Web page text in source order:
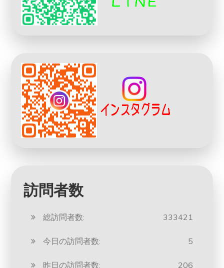
訪問者数
333421
総訪問者数:
5
今日の訪問者数:
206
昨日の訪問者数: